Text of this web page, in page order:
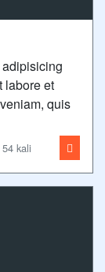
labore et
quis
kali